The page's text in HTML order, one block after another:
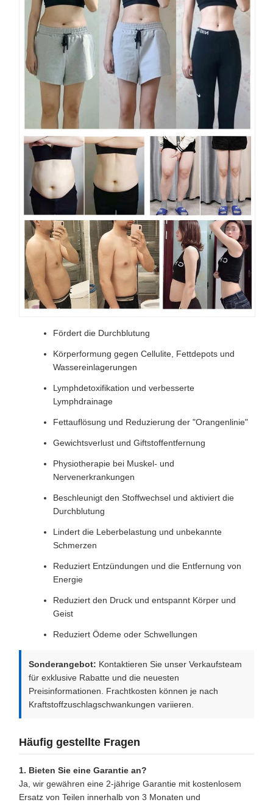
Fördert die Durchblutung
Körperformung gegen Cellulite, Fettdepots und
Wassereinlagerungen
Lymphdetoxifikation und verbesserte
Lymphdrainage
Fettauflösung und Reduzierung der "Orangenlinie"
Gewichtsverlust und Giftstoffentfernung
Physiotherapie bei Muskel- und
Nervenerkrankungen
Beschleunigt den Stoffwechsel und aktiviert die
Durchblutung
Lindert die Leberbelastung und unbekannte
Schmerzen
Reduziert Entzündungen und die Entfernung von
Energie
Reduziert den Druck und entspannt Körper und
Geist
Reduziert Ödeme oder Schwellungen
Sonderangebot: Kontaktieren Sie unser Verkaufsteam
für exklusive Rabatte und die neuesten
Preisinformationen. Frachtkosten können je nach
Kraftstoffzuschlagschwankungen variieren.
Häufig gestellte Fragen
1. Bieten Sie eine Garantie an?
Ja, wir gewähren eine 2-jährige Garantie mit kostenlosem
Ersatz von Teilen innerhalb von 3 Monaten und